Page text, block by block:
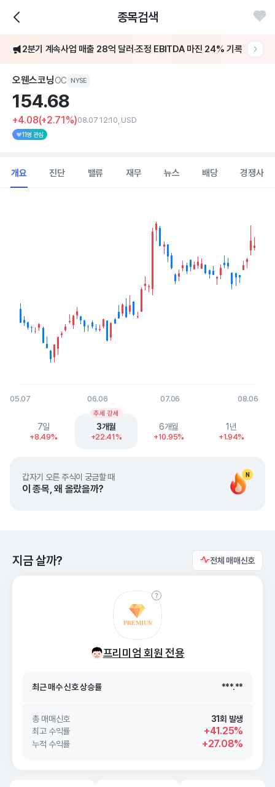
종목검색
2분기 계속사업 매출 28억 달러·조정 EBITDA 마진 24% 기록
오웬스코닝OC NYSE
154.68
+4.08(+2.71%)08.07 12:10, USD
11명 관심
개요 진단 밸류 재무 뉴스 배당 경쟁사
The chart has 1 X axis displaying Time. Data ranges from
The chart has 1 Y axis displaying values. Data ranges from
05.07 06.06 07.06 08.06
End of interactive chart.
7일
+8.49%
3개월
+22.41%
추세 강세
6개월
+10.95%
1년
+1.94%
N
갑자기 오른 주식이 궁금할 때
이 종목, 왜 올랐을까?
지금 살까? 전체 매매신호
프리미엄 회원 전용
26. 08/08
최근 매수 신호 상승률 ***.**
최근 매수 신호 ***.**
총 매매신호
31회 발생
최고 수익률
+41.25%
누적 수익률 +27.08%